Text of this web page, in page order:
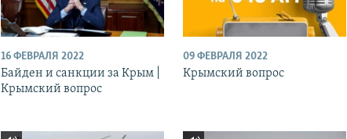
16 ФЕВРАЛЯ 2022
Байден и санкции за Крым |
Крымский вопрос
09 ФЕВРАЛЯ 2022
Крымский вопрос